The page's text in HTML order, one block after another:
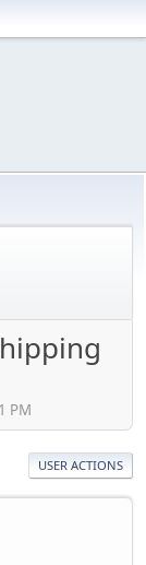
PM
USER ACTIONS